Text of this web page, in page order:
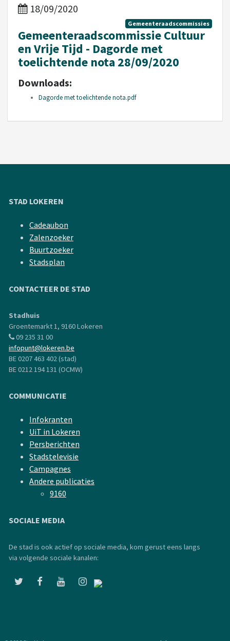
18/09/2020
Gemeenteraadscommissies
Gemeenteraadscommissie Cultuur
en Vrije Tijd - Dagorde met
toelichtende nota 28/09/2020
Downloads:
Dagorde met toelichtende nota.pdf
STAD LOKEREN
Cadeaubon
Zalenzoeker
Buurtzoeker
Stadsplan
CONTACTEER DE STAD
Stadhuis
Groentemarkt 1, 9160 Lokeren
09 235 31 00
infopunt@lokeren.be
BE 0207 463 402 (stad)
BE 0212 194 131 (OCMW)
COMMUNICATIE
Infokranten
UiT in Lokeren
Persberichten
Stadstelevisie
Campagnes
Andere publicaties
9160
SOCIALE MEDIA
De stad is ook actief op sociale media, kom gerust eens langs
via volgende sociale kanalen: